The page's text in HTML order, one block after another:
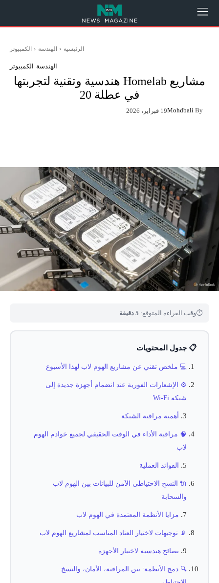
الرئيسية الهندسة الكمبيوتر
الهندسة الكمبيوتر
مشاريع Homelab هندسية وتقنية لتجربتها
في عطلة 20
By
Mohdbali19 فبراير، 2026
⏱وقت القراءة المتوقع: 5 دقيقة
📋 جدول المحتويات
💻 ملخص تقني عن مشاريع الهوم لاب لهذا الأسبوع
⚙️ الإشعارات الفورية عند انضمام أجهزة جديدة إلى
شبكة Wi-Fi
أهمية مراقبة الشبكة
🧠 مراقبة الأداء في الوقت الحقيقي لجميع خوادم الهوم
لاب
الفوائد العملية
🔌 النسخ الاحتياطي الآمن للبيانات بين الهوم لاب
والسحابة
مزايا الأنظمة المعتمدة في الهوم لاب
📡 توجيهات لاختيار العتاد المناسب لمشاريع الهوم لاب
نصائح هندسية لاختيار الأجهزة
🔍 دمج الأنظمة: بين المراقبة، الأمان، والنسخ